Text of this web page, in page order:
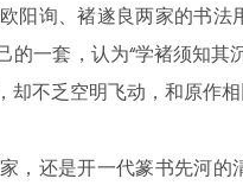
阳询、褚遂良两家的书
一套，认为“学褚须知其
却不乏空明飞动，和原作
，还是开一代篆书先河